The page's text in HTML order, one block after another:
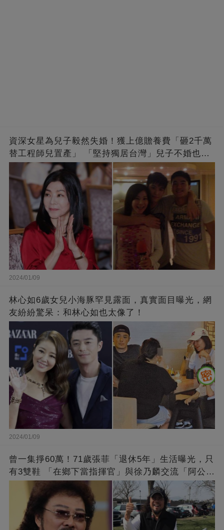
資深女星為兒子毅然失婚！獲上億贍養費「砸2千萬
替工程師兒置產」 「堅持獨居台灣」兒子不婚也支
2024/01/09
林心如6歲女兒小海豚罕見露面，真實面目曝光，網
友紛紛驚呆：和林心如也太像了！
2024/01/09
曾一集掙60萬！71歲張菲「退休5年」生活曝光，只
有3雙鞋 「在鄉下當指揮官」與徐乃麟交流「阿公